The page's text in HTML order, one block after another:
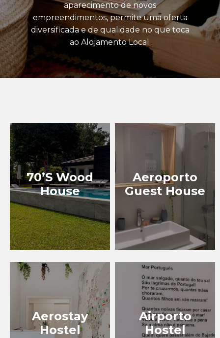
TURISMO INDUSTRIAL
EXPERIÊNCIAS
EVENTOS
aparecimento de novos
empreendimentos, permite uma oferta
diversificada e de qualidade no que toca
ao Alojamento Local.
70’S Wood
House
Aeroporto
Guest House
Aerostay
Hostel
Airporto
Hostel